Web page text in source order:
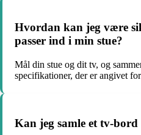
Hvordan kan jeg være
passer ind i min stue?
Mål din stue og dit tv, og
specifikationer, der er angivet
Kan jeg samle et tv-